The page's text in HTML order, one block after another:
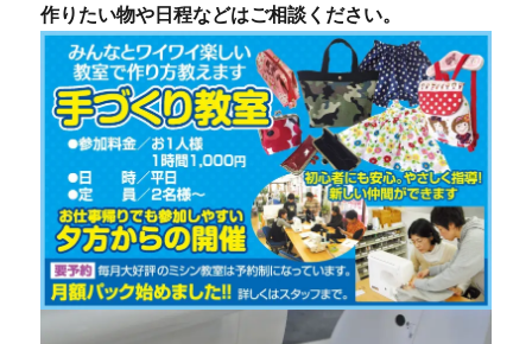
作りたい物や日程などはご相談ください。